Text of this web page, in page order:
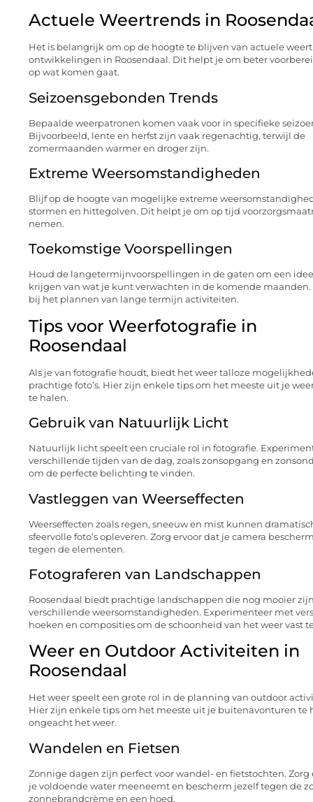
Actuele Weertrends in
Het is belangrijk om op de hoogte te blijven van actuele
ontwikkelingen in Roosendaal. Dit helpt je om beter
op wat komen gaat.
Seizoensgebonden Trends
Bepaalde weerpatronen komen vaak voor in specifieke
Bijvoorbeeld, lente en herfst zijn vaak regenachtig, terwijl de
zomermaanden warmer en droger zijn.
Extreme Weersomstandigheden
Blijf op de hoogte van mogelijke extreme
stormen en hittegolven. Dit helpt je om op tijd
nemen.
Toekomstige Voorspellingen
Houd de langetermijnvoorspellingen in de gaten om een
krijgen van wat je kunt verwachten in de komende
bij het plannen van lange termijn activiteiten.
Tips voor Weerfotografie in
Roosendaal
Als je van fotografie houdt, biedt het weer talloze
prachtige foto’s. Hier zijn enkele tips om het meeste uit je
te halen.
Gebruik van Natuurlijk Licht
Natuurlijk licht speelt een cruciale rol in fotografie.
verschillende tijden van de dag, zoals zonsopgang en
om de perfecte belichting te vinden.
Vastleggen van Weerseffecten
Weerseffecten zoals regen, sneeuw en mist kunnen
sfeervolle foto’s opleveren. Zorg ervoor dat je camera
tegen de elementen.
Fotograferen van Landschappen
Roosendaal biedt prachtige landschappen die nog mooier
verschillende weersomstandigheden. Experimenteer met
hoeken en composities om de schoonheid van het weer vast
Weer en Outdoor Activiteiten in
Roosendaal
Het weer speelt een grote rol in de planning van outdoor
Hier zijn enkele tips om het meeste uit je buitenavonturen te
ongeacht het weer.
Wandelen en Fietsen
Zonnige dagen zijn perfect voor wandel- en fietstochten. Zorg
je voldoende water meeneemt en bescherm jezelf tegen de
zonnebrandcrème en een hoed.